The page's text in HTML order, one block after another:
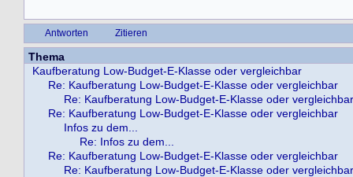
Antworten Zitieren
Thema
Kaufberatung Low-Budget-E-Klasse oder vergleichbar
Re: Kaufberatung Low-Budget-E-Klasse oder vergleichbar
Re: Kaufberatung Low-Budget-E-Klasse oder vergleichbar
Re: Kaufberatung Low-Budget-E-Klasse oder vergleichbar
Infos zu dem...
Re: Infos zu dem...
Re: Kaufberatung Low-Budget-E-Klasse oder vergleichbar
Re: Kaufberatung Low-Budget-E-Klasse oder vergleichbar